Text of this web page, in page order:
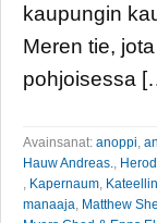
kaupungin
Meren tie,
pohjoisessa
Avainsanat: anoppi,
Hauw Andreas.,
, Kapernaum,
manaaja, Matthew